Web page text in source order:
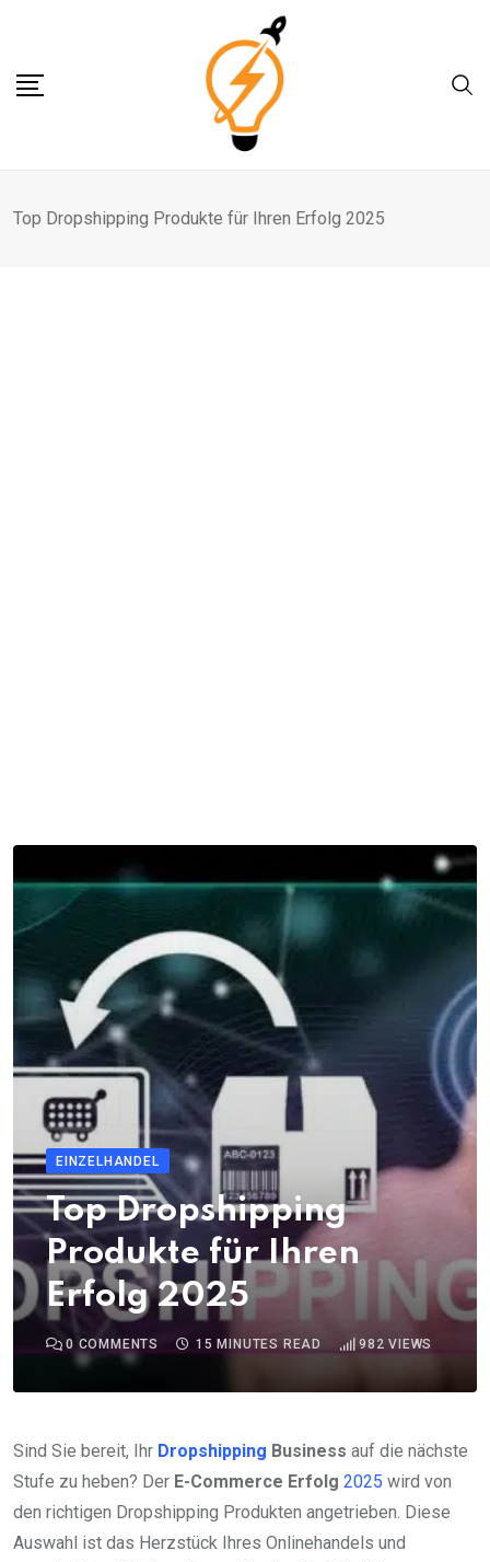
content
Top Dropshipping Produkte für Ihren Erfolg 2025
EINZELHANDEL
Top Dropshipping
Produkte für Ihren
Erfolg 2025
0 COMMENTS 15 MINUTES READ 982 VIEWS
Sind Sie bereit, Ihr Dropshipping Business auf die nächste
Stufe zu heben? Der E-Commerce Erfolg 2025 wird von
den richtigen Dropshipping Produkten angetrieben. Diese
Auswahl ist das Herzstück Ihres Onlinehandels und